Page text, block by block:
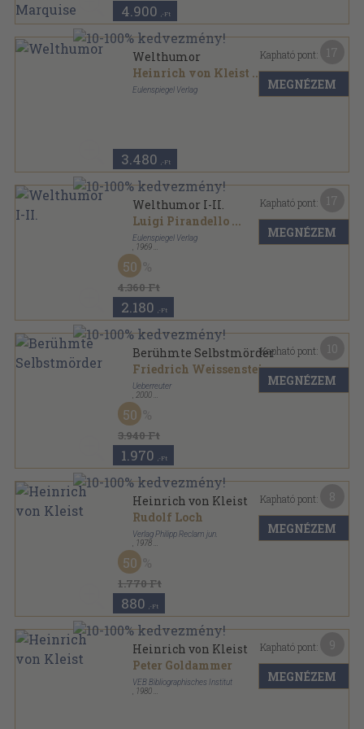
4.900 ,-Ft
Welthumor
Heinrich von Kleist ...
Eulenspiegel Verlag
3.480 ,-Ft
Kapható pont:
MEGNÉZEM
Welthumor I-II.
Luigi Pirandello ...
Eulenspiegel Verlag
1969
Ragasztott papírkötés
4.360 Ft
50
2.180 ,-Ft
Kapható pont:
MEGNÉZEM
Berühmte Selbstmörder
Friedrich Weissensteiner
Ueberreuter
2000
Fűzött kemény papírkötés
3.940 Ft
50
1.970 ,-Ft
Kapható pont:
MEGNÉZEM
Heinrich von Kleist
Rudolf Loch
Verlag Philipp Reclam jun.
1978
Ragasztott papírkötés
Reclam Biografien sorozat
1.770 Ft
50
880 ,-Ft
Kapható pont:
MEGNÉZEM
Heinrich von Kleist
Peter Goldammer
VEB Bibliographisches Institut
1980
Kapható pont:
MEGNÉZEM